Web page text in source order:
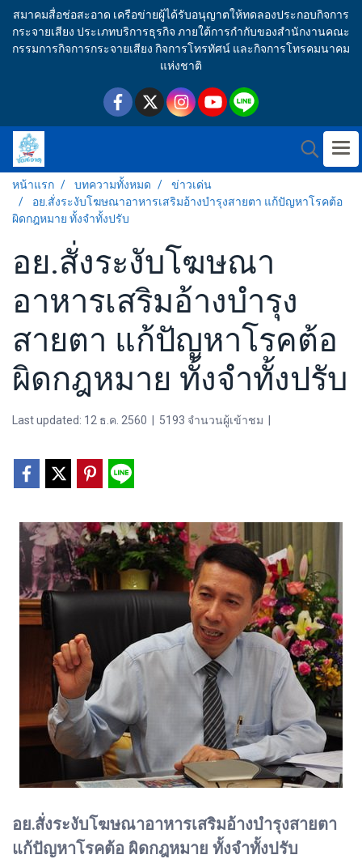
สมาคมสื่อช่อสะอาด เครือข่ายผู้ได้รับอนุญาตให้ทดลองประกอบกิจการ
กระจายเสียง ประเภทบริการธุรกิจ ภายใต้การกำกับของสำนักงานคณะ
กรรมการกิจการกระจายเสียง กิจการโทรทัศน์ และกิจการโทรคมนาคม
แห่งชาติ
หน้าแรก บทความทั้งหมด
ข่าวเด่น
อย.สั่งระงับโฆษณาอาหารเสริมอ้างบำรุงสายตา แก้ปัญหาโรคต้อ
ผิดกฎหมาย ทั้งจำทั้งปรับ
อย.สั่งระงับโฆษณา
อาหารเสริมอ้างบำรุง
สายตา แก้ปัญหาโรคต้อ
ผิดกฎหมาย ทั้งจำทั้งปรับ
Last updated: 12 ธ.ค. 2560 5193 จำนวนผู้เข้าชม
อย.สั่งระงับโฆษณาอาหารเสริมอ้างบำรุงสายตา
แก้ปัญหาโรคต้อ ผิดกฎหมาย ทั้งจำทั้งปรับ